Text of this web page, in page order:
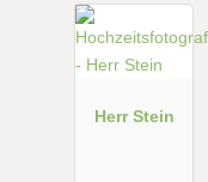
Herr Stein